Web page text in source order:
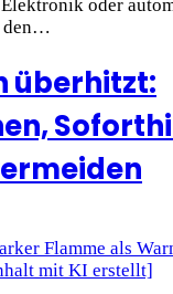
oder
den…
überhitzt: